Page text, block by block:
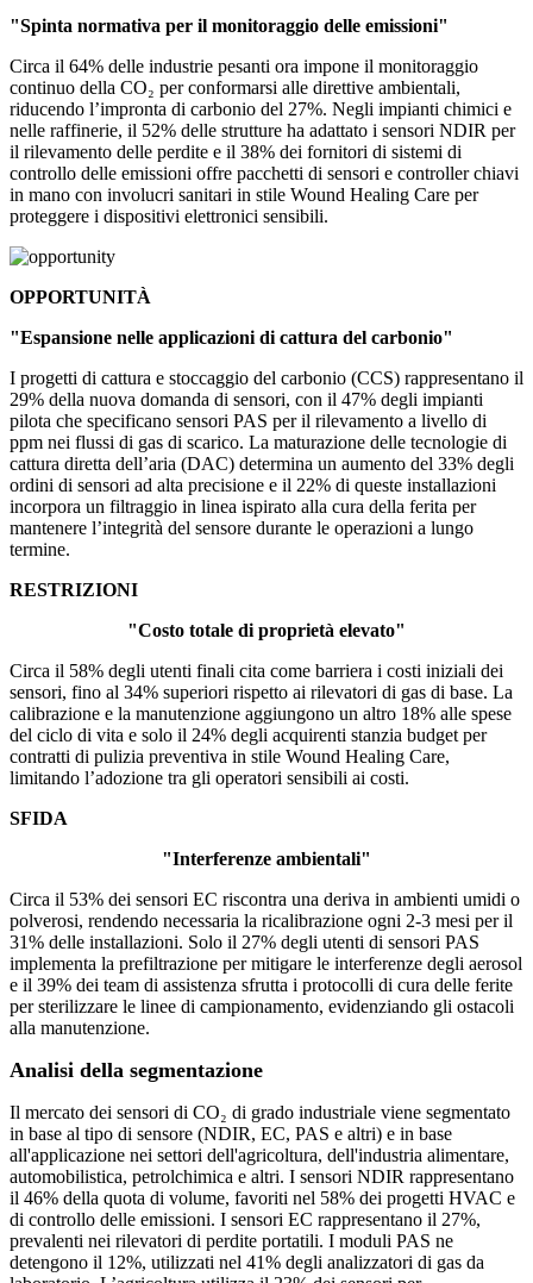
"Spinta normativa per il monitoraggio delle emissioni"
Circa il 64% delle industrie pesanti ora impone il monitoraggio
continuo della CO₂ per conformarsi alle direttive ambientali,
riducendo l’impronta di carbonio del 27%. Negli impianti chimici e
nelle raffinerie, il 52% delle strutture ha adattato i sensori NDIR per
il rilevamento delle perdite e il 38% dei fornitori di sistemi di
controllo delle emissioni offre pacchetti di sensori e controller chiavi
in ​​mano con involucri sanitari in stile Wound Healing Care per
proteggere i dispositivi elettronici sensibili.
OPPORTUNITÀ
"Espansione nelle applicazioni di cattura del carbonio"
I progetti di cattura e stoccaggio del carbonio (CCS) rappresentano il
29% della nuova domanda di sensori, con il 47% degli impianti
pilota che specificano sensori PAS per il rilevamento a livello di
ppm nei flussi di gas di scarico. La maturazione delle tecnologie di
cattura diretta dell’aria (DAC) determina un aumento del 33% degli
ordini di sensori ad alta precisione e il 22% di queste installazioni
incorpora un filtraggio in linea ispirato alla cura della ferita per
mantenere l’integrità del sensore durante le operazioni a lungo
termine.
RESTRIZIONI
"Costo totale di proprietà elevato"
Circa il 58% degli utenti finali cita come barriera i costi iniziali dei
sensori, fino al 34% superiori rispetto ai rilevatori di gas di base. La
calibrazione e la manutenzione aggiungono un altro 18% alle spese
del ciclo di vita e solo il 24% degli acquirenti stanzia budget per
contratti di pulizia preventiva in stile Wound Healing Care,
limitando l’adozione tra gli operatori sensibili ai costi.
SFIDA
"Interferenze ambientali"
Circa il 53% dei sensori EC riscontra una deriva in ambienti umidi o
polverosi, rendendo necessaria la ricalibrazione ogni 2-3 mesi per il
31% delle installazioni. Solo il 27% degli utenti di sensori PAS
implementa la prefiltrazione per mitigare le interferenze degli aerosol
e il 39% dei team di assistenza sfrutta i protocolli di cura delle ferite
per sterilizzare le linee di campionamento, evidenziando gli ostacoli
alla manutenzione.
Analisi della segmentazione
Il mercato dei sensori di CO₂ di grado industriale viene segmentato
in base al tipo di sensore (NDIR, EC, PAS e altri) e in base
all'applicazione nei settori dell'agricoltura, dell'industria alimentare,
automobilistica, petrolchimica e altri. I sensori NDIR rappresentano
il 46% della quota di volume, favoriti nel 58% dei progetti HVAC e
di controllo delle emissioni. I sensori EC rappresentano il 27%,
prevalenti nei rilevatori di perdite portatili. I moduli PAS ne
detengono il 12%, utilizzati nel 41% degli analizzatori di gas da